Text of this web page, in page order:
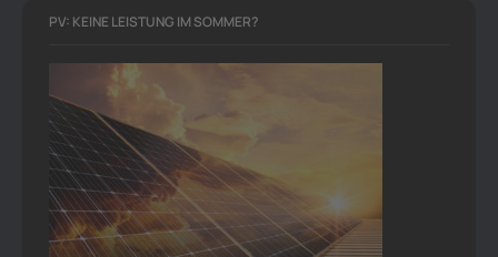
PV: KEINE LEISTUNG IM SOMMER?